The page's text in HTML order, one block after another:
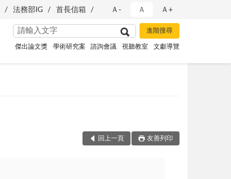
法務部IG 首長信箱 Ａ- Ａ Ａ+
傑出論文獎 學術研究案 諮詢會議 視聽教室 文獻導覽
回上一頁 友善列印